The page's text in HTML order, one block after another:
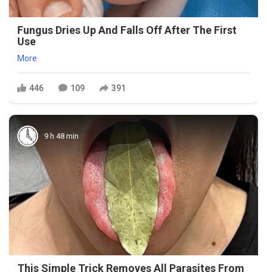
Fungus Dries Up And Falls Off After The First
Use
More
446 109 391
9 h 48 min
This Simple Trick Removes All Parasites From